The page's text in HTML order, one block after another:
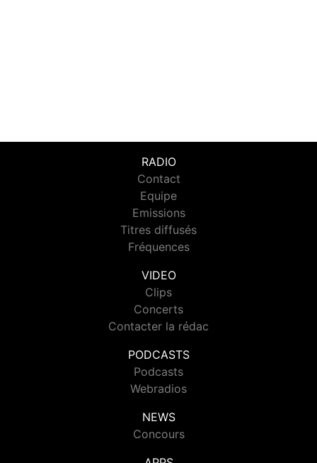
RADIO
Contact
Equipe
Emissions
Titres diffusés
Fréquences
VIDEO
Clips
Concerts
Contacter la rédac
PODCASTS
Podcasts
Webradios
NEWS
Concours